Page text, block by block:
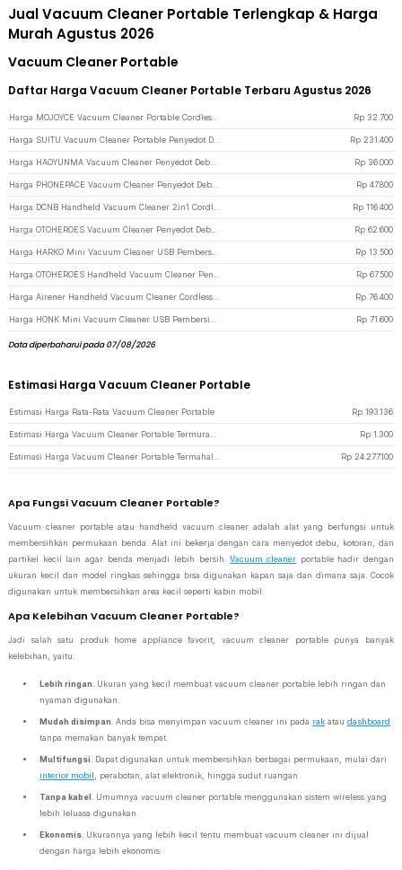
Jual Vacuum Cleaner Portable Terlengkap & Harga
Murah Agustus 2026
Vacuum Cleaner Portable
Daftar Harga Vacuum Cleaner Portable Terbaru Agustus 2026
Rp 32.700
Rp 231.400
Rp 36.000
Rp 47.800
Rp 116.400
Rp 62.600
Rp 13.500
Rp 67.500
Rp 76.400
Rp 71.600
Data diperbaharui pada 07/08/2026
Estimasi Harga Vacuum Cleaner Portable
Estimasi Harga Rata-Rata Vacuum Cleaner Portable Rp 193.136
Rp 1.300
Rp 24.277.100
Apa Fungsi Vacuum Cleaner Portable?
Vacuum cleaner portable atau handheld vacuum cleaner adalah alat yang berfungsi untuk
membersihkan permukaan benda. Alat ini bekerja dengan cara menyedot debu, kotoran, dan
partikel kecil lain agar benda menjadi lebih bersih.Vacuum cleaner portable hadir dengan
ukuran kecil dan model ringkas sehingga bisa digunakan kapan saja dan dimana saja. Cocok
digunakan untuk membersihkan area kecil seperti kabin mobil.
Apa Kelebihan Vacuum Cleaner Portable?
Jadi salah satu produk home appliance favorit, vacuum cleaner portable punya banyak
kelebihan, yaitu:
Lebih ringan . Ukuran yang kecil membuat vacuum cleaner portable lebih ringan dan
nyaman digunakan.
Mudah disimpan . Anda bisa menyimpan vacuum cleaner ini pada rak atau dashboard
tanpa memakan banyak tempat.
Multifungsi . Dapat digunakan untuk membersihkan berbagai permukaan, mulai dari
interior mobil , perabotan, alat elektronik, hingga sudut ruangan.
Tanpa kabel . Umumnya vacuum cleaner portable menggunakan sistem wireless yang
lebih leluasa digunakan.
Ekonomis . Ukurannya yang lebih kecil tentu membuat vacuum cleaner ini dijual
dengan harga lebih ekonomis.